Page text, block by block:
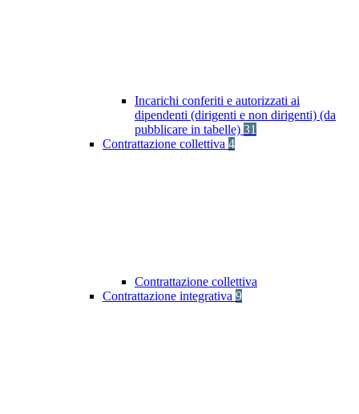
Incarichi conferiti e autorizzati ai
dipendenti (dirigenti e non dirigenti) (da
pubblicare in tabelle) 31
Contrattazione collettiva 4
Contrattazione collettiva
Contrattazione integrativa 9